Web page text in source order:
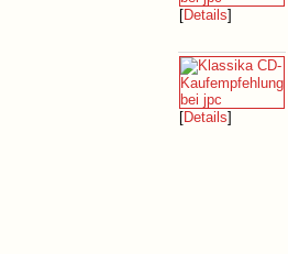
[Details]
[Details]